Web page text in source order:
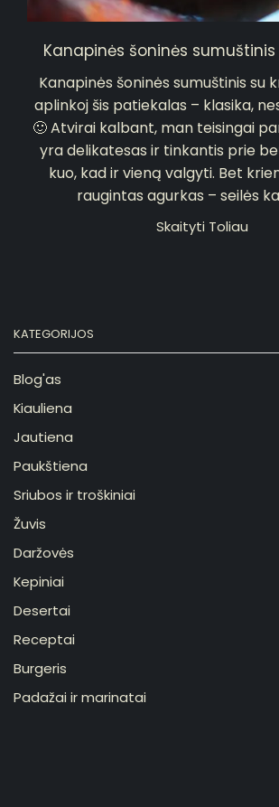
Kanapinės šoninės
Kanapinės šoninės sumuštinis su
aplinkoj šis patiekalas – klasika,
🙂 Atvirai kalbant, man teisingai
yra delikatesas ir tinkantis prie
kuo, kad ir vieną valgyti. Bet
raugintas agurkas – seilės
Skaityti Toliau
KATEGORIJOS
Blog'as
Kiauliena
Jautiena
Paukštiena
Sriubos ir troškiniai
Žuvis
Daržovės
Kepiniai
Desertai
Receptai
Burgeris
Padažai ir marinatai